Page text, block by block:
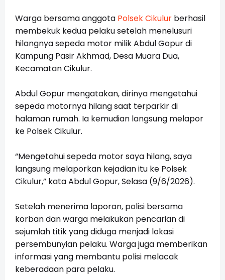
Warga bersama anggota Polsek Cikulur berhasil
membekuk kedua pelaku setelah menelusuri
hilangnya sepeda motor milik Abdul Gopur di
Kampung Pasir Akhmad, Desa Muara Dua,
Kecamatan Cikulur.
Abdul Gopur mengatakan, dirinya mengetahui
sepeda motornya hilang saat terparkir di
halaman rumah. Ia kemudian langsung melapor
ke Polsek Cikulur.
“Mengetahui sepeda motor saya hilang, saya
langsung melaporkan kejadian itu ke Polsek
Cikulur,” kata Abdul Gopur, Selasa (9/6/2026).
Setelah menerima laporan, polisi bersama
korban dan warga melakukan pencarian di
sejumlah titik yang diduga menjadi lokasi
persembunyian pelaku. Warga juga memberikan
informasi yang membantu polisi melacak
keberadaan para pelaku.